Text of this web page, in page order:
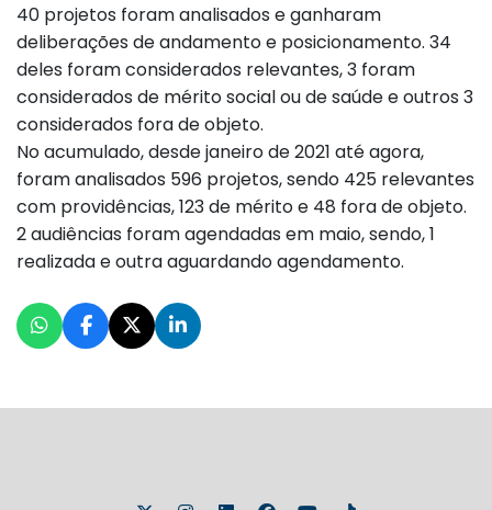
40 projetos foram analisados e ganharam
deliberações de andamento e posicionamento. 34
deles foram considerados relevantes, 3 foram
considerados de mérito social ou de saúde e outros 3
considerados fora de objeto.
No acumulado, desde janeiro de 2021 até agora,
foram analisados 596 projetos, sendo 425 relevantes
com providências, 123 de mérito e 48 fora de objeto.
2 audiências foram agendadas em maio, sendo, 1
realizada e outra aguardando agendamento.